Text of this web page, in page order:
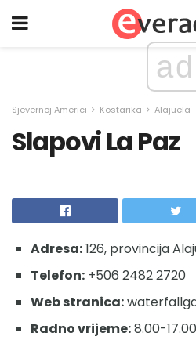
ad
Sjevernoj Americi Kostarika Alajuela
Slapovi La Paz
Adresa:126, provincija
Telefon: +506 2482 2720
Web stranica:
Radno vrijeme:8.00-17.00